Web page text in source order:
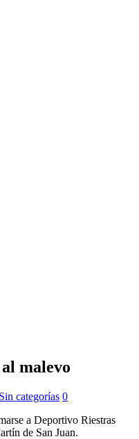
malevo
Sin categorías 0
a Deportivo Riestras
de San Juan.